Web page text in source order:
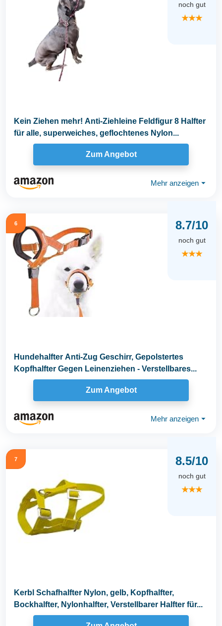
noch gut
★★★
Kein Ziehen mehr! Anti-Ziehleine Feldfigur 8 Halfter
für alle, superweiches, geflochtenes Nylon...
Zum Angebot
Mehr anzeigen ⏷
6 8.7/10
noch gut
★★★
Hundehalfter Anti-Zug Geschirr, Gepolstertes
Kopfhalfter Gegen Leinenziehen - Verstellbares...
Zum Angebot
Mehr anzeigen ⏷
7 8.5/10
noch gut
★★★
Kerbl Schafhalfter Nylon, gelb, Kopfhalfter,
Bockhalfter, Nylonhalfter, Verstellbarer Halfter für...